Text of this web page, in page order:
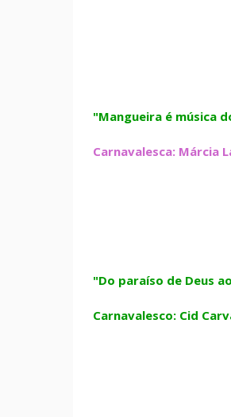
"Mangueira é música
Carnavalesca: Márcia
"Do paraíso de Deus
Carnavalesco: Cid